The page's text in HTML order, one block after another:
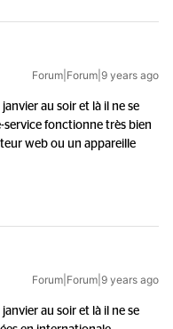
Forum|Forum|9 years ago
au soir et là il ne se
service fonctionne très bien
web ou un appareille
Forum|Forum|9 years ago
au soir et là il ne se